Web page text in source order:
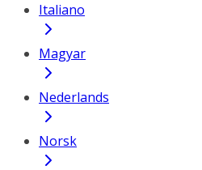
Italiano
Magyar
Nederlands
Norsk